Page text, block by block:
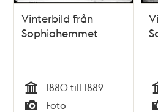
Vinterbild från
Sophiahemmet
Tid
1880 till 1889
Foto